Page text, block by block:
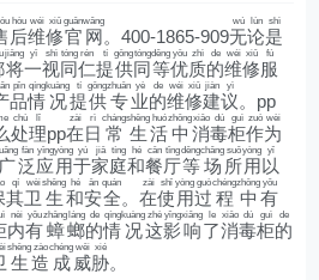
后
hòu
维
wéi
修
xiū
官
guān
网
wǎng
。400-1865-909无
wú
论
lùn
是
shì
将
jiāng
一
yī
视
shì
同
tóng
仁
rén
提
tí
供
gōng
同
tóng
等
děng
优
yōu
质
zhì
的
de
维
wéi
修
xiū
服
fú
品
pǐn
情
qíng
况
kuàng
提
tí
供
gōng
专
zhuān
业
yè
的
de
维
wéi
修
xiū
建
jiàn
议
yì
。pp
处
chù
理
lǐ
pp在
zài
日
rì
常
cháng
生
shēng
活
huó
中
zhōng
消
xiāo
毒
dú
柜
guì
作
zuò
为
wèi
广泛
fàn
应
yīng
用
yòng
于
yú
家
jiā
庭
tíng
和
hé
餐
cān
厅
tīng
等
děng
场
chǎng
所
suǒ
用
yòng
以
yǐ
其
qí
卫
wèi
生
shēng
和
hé
安
ān
全
quán
。在
zài
使
shǐ
用
yòng
过
guò
程
chéng
中
zhōng
有
yǒu
内
nèi
有
yǒu
蟑
zhāng
螂
láng
的
de
情
qíng
况
kuàng
这
zhè
影
yǐng
响
xiǎng
了
le
消
xiāo
毒
dú
柜
guì
的
de
生
shēng
造
zào
成
chéng
威
wēi
胁
xié
。